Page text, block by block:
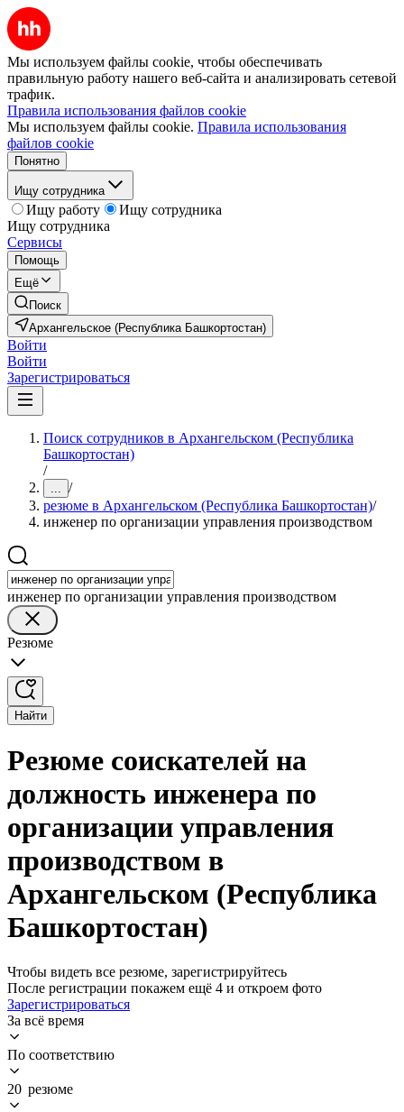
Мы используем файлы cookie, чтобы обеспечивать
правильную работу нашего веб-сайта и анализировать сетевой
трафик.
Правила использования файлов cookie
Мы используем файлы cookie. Правила использования
файлов cookie
Понятно
Ищу сотрудника
Ищу работу
Ищу сотрудника
Ищу сотрудника
Сервисы
Помощь
Ещё
Поиск
Архангельское (Республика Башкортостан)
Войти
Войти
Зарегистрироваться
Поиск сотрудников в Архангельском (Республика
Башкортостан)
/
... /
резюме в Архангельском (Республика Башкортостан)/
инженер по организации управления производством
инженер по организации управления производством
Резюме
Найти
Резюме соискателей на
должность инженера по
организации управления
производством в
Архангельском (Республика
Башкортостан)
Чтобы видеть все резюме, зарегистрируйтесь
После регистрации покажем ещё 4 и откроем фото
Зарегистрироваться
За всё время
По соответствию
20 резюме